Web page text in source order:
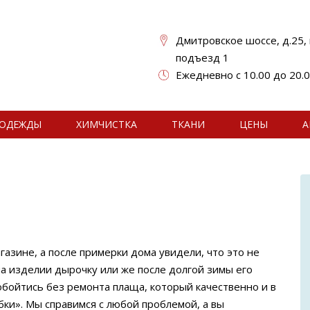
Дмитровское шоссе, д.25,
подъезд 1
Ежедневно с 10.00 до
ХИМЧИСТКА ТКАНИ ЦЕНЫ
а после примерки дома увидели, что это не
изделии дырочку или же после долгой зимы его
без ремонта плаща, который качественно и в
Мы справимся с любой проблемой, а вы